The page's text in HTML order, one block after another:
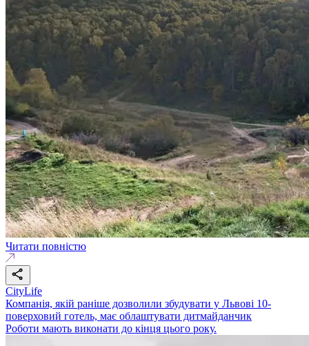
Читати повністю
CityLife
Компанія, якій раніше дозволили збудувати у Львові 10-
поверховий готель, має облаштувати дитмайданчик
Роботи мають виконати до кінця цього року.